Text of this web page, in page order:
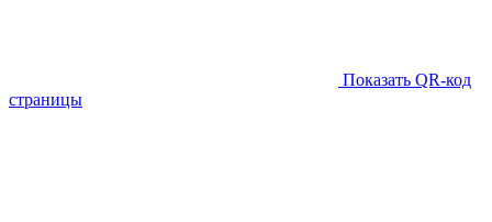
Показать QR-код
страницы